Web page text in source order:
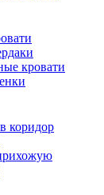
кровати
коридор